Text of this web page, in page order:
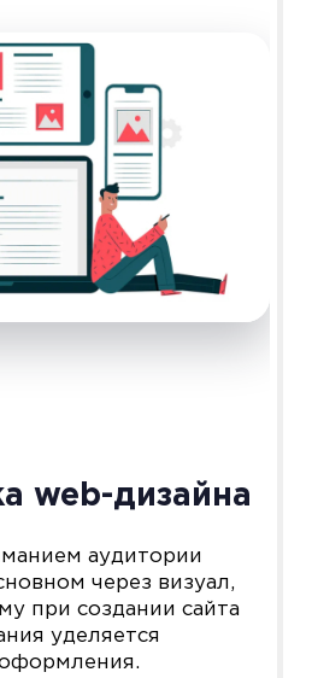
web-дизайна
аудитории
через визуал,
при создании сайта
уделяется
оформления.